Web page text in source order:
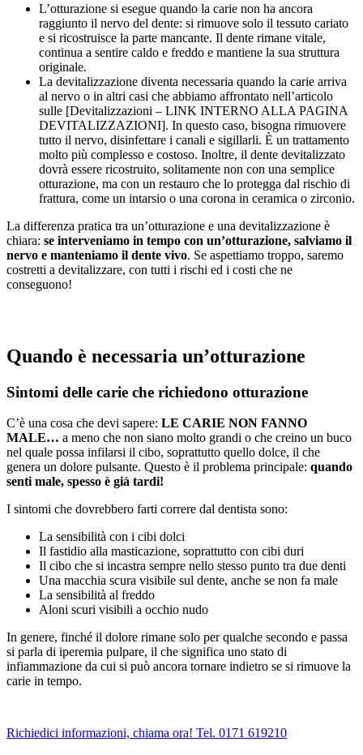
L’otturazione si esegue quando la carie non ha ancora
raggiunto il nervo del dente: si rimuove solo il tessuto cariato
e si ricostruisce la parte mancante. Il dente rimane vitale,
continua a sentire caldo e freddo e mantiene la sua struttura
originale.
La devitalizzazione diventa necessaria quando la carie arriva
al nervo o in altri casi che abbiamo affrontato nell’articolo
sulle [Devitalizzazioni – LINK INTERNO ALLA PAGINA
DEVITALIZZAZIONI]. In questo caso, bisogna rimuovere
tutto il nervo, disinfettare i canali e sigillarli. È un trattamento
molto più complesso e costoso. Inoltre, il dente devitalizzato
dovrà essere ricostruito, solitamente non con una semplice
otturazione, ma con un restauro che lo protegga dal rischio di
frattura, come un intarsio o una corona in ceramica o zirconio.
La differenza pratica tra un’otturazione e una devitalizzazione è
chiara: se interveniamo in tempo con un’otturazione, salviamo il
nervo e manteniamo il dente vivo. Se aspettiamo troppo, saremo
costretti a devitalizzare, con tutti i rischi ed i costi che ne
conseguono!
Quando è necessaria un’otturazione
Sintomi delle carie che richiedono otturazione
C’è una cosa che devi sapere: LE CARIE NON FANNO
MALE… a meno che non siano molto grandi o che creino un buco
nel quale possa infilarsi il cibo, soprattutto quello dolce, il che
genera un dolore pulsante. Questo è il problema principale: quando
senti male, spesso è già tardi!
I sintomi che dovrebbero farti correre dal dentista sono:
La sensibilità con i cibi dolci
Il fastidio alla masticazione, soprattutto con cibi duri
Il cibo che si incastra sempre nello stesso punto tra due denti
Una macchia scura visibile sul dente, anche se non fa male
La sensibilità al freddo
Aloni scuri visibili a occhio nudo
In genere, finché il dolore rimane solo per qualche secondo e passa
si parla di iperemia pulpare, il che significa uno stato di
infiammazione da cui si può ancora tornare indietro se si rimuove la
carie in tempo.
Richiedici informazioni, chiama ora! Tel. 0171 619210